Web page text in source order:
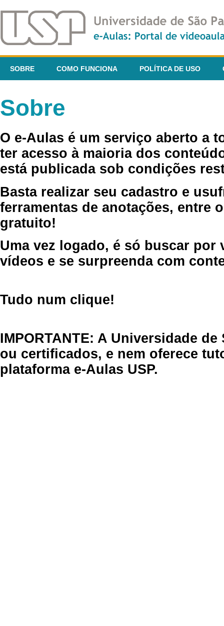
SOBRE COMO FUNCIONA POLÍTICA DE USO
Sobre
O e-Aulas é um serviço aberto a
ter acesso à maioria dos
está publicada sob condições
Basta realizar seu cadastro e
ferramentas de anotações, entre
gratuito!
Uma vez logado, é só buscar por
vídeos e se surpreenda com
Tudo num clique!
IMPORTANTE: A Universidade
ou certificados, e nem oferece
plataforma e-Aulas USP.